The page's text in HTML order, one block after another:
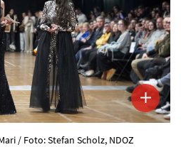
/ Foto: Stefan Scholz, NDOZ